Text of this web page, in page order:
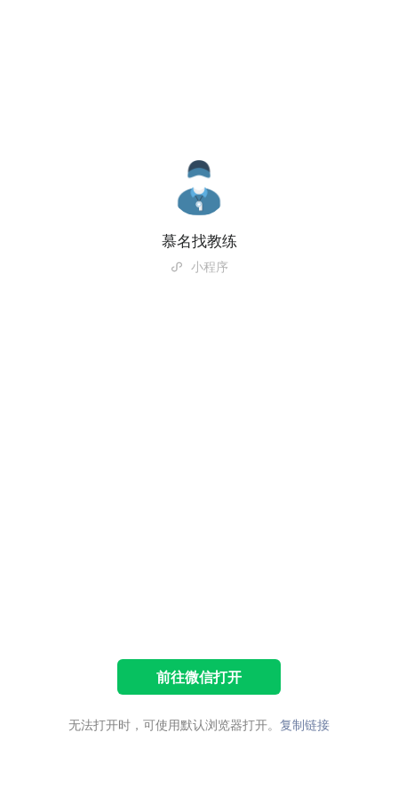
慕名找教练
小程序
前往微信打开
无法打开时，可使用默认浏览器打开。 复制链接